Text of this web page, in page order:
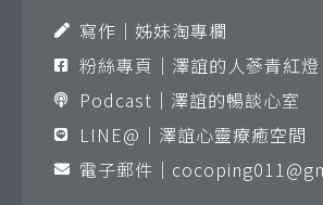
寫作｜姊妹淘專欄
粉絲專頁｜澤誼的人蔘青紅燈
Podcast｜澤誼的暢談心室
LINE@｜澤誼心靈療癒空間
電子郵件｜